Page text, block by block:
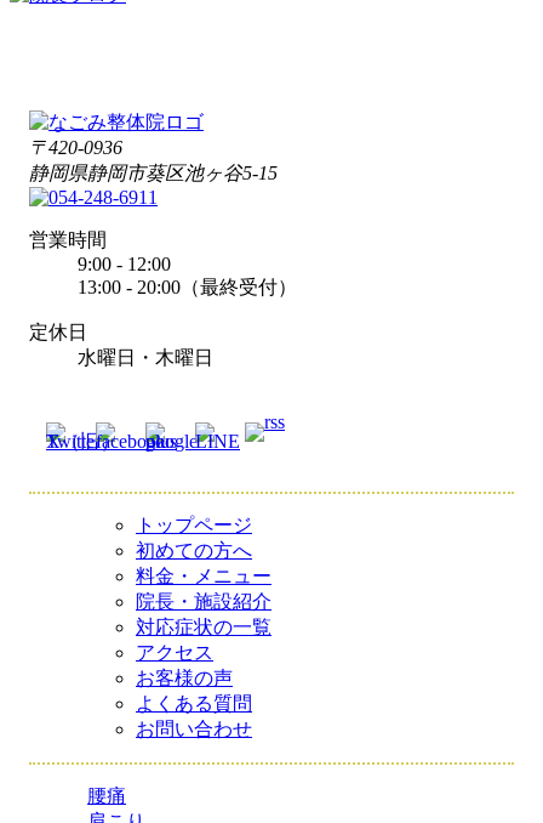
〒420-0936
静岡県静岡市葵区池ヶ谷5-15
営業時間
9:00 - 12:00
13:00 - 20:00（最終受付）
定休日
水曜日・木曜日
トップページ
初めての方へ
料金・メニュー
院長・施設紹介
対応症状の一覧
アクセス
お客様の声
よくある質問
お問い合わせ
腰痛